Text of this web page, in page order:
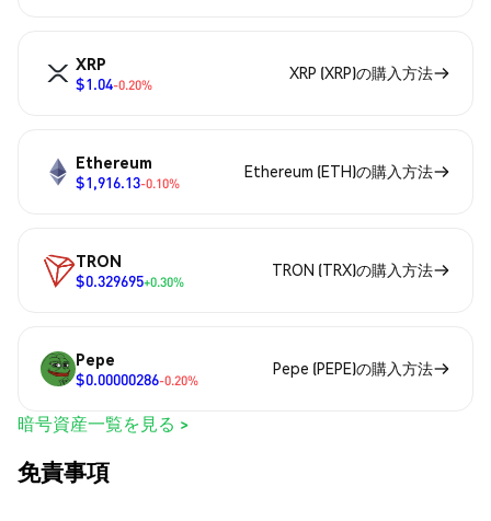
XRP
$1.04-0.20%
XRP (XRP)の購入方法
Ethereum
$1,916.13-0.10%
Ethereum (ETH)の購入方法
TRON
$0.329695+0.30%
TRON (TRX)の購入方法
Pepe
$0.00000286-0.20%
Pepe (PEPE)の購入方法
暗号資産一覧を見る >
免責事項